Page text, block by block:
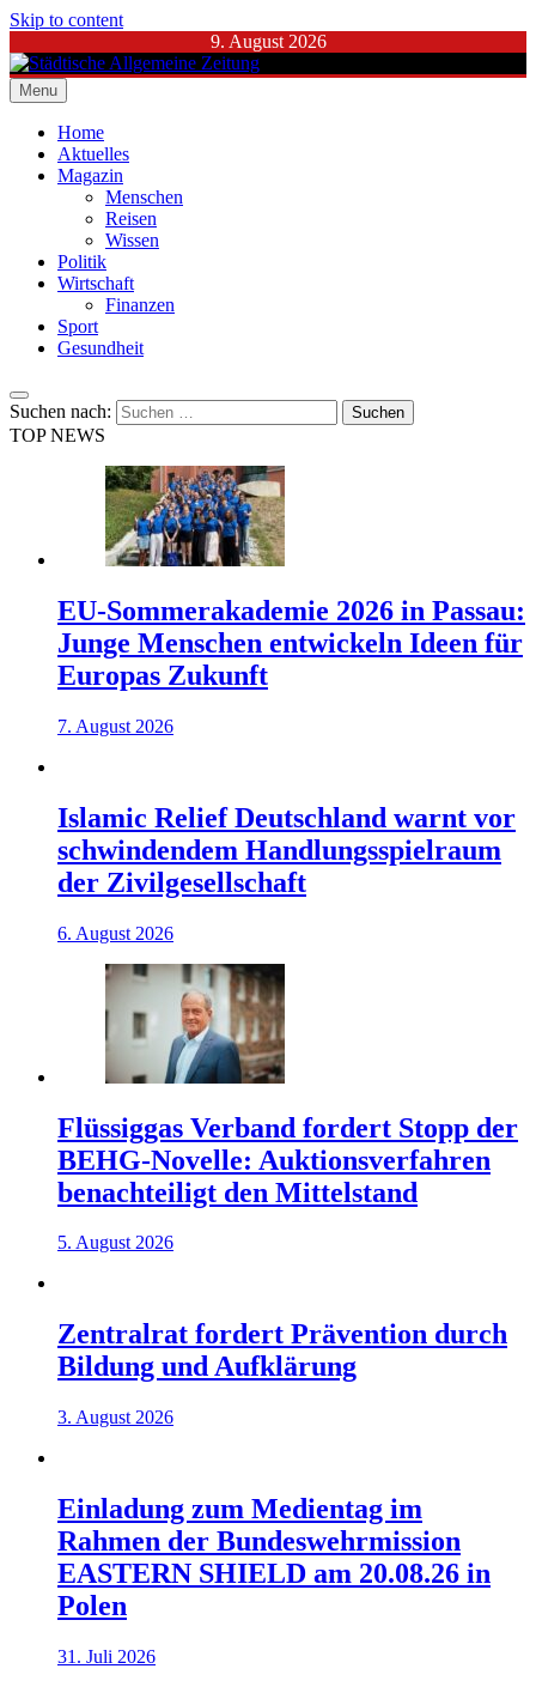
Skip to content
9. August 2026
Städtische Allgemeine Zeitung
Menu
Home
Aktuelles
Magazin
Menschen
Reisen
Wissen
Politik
Wirtschaft
Finanzen
Sport
Gesundheit
Suchen nach:
TOP NEWS
EU-Sommerakademie 2026 in Passau:
Junge Menschen entwickeln Ideen für
Europas Zukunft
7. August 2026
Islamic Relief Deutschland warnt vor
schwindendem Handlungsspielraum
der Zivilgesellschaft
6. August 2026
Flüssiggas Verband fordert Stopp der
BEHG-Novelle: Auktionsverfahren
benachteiligt den Mittelstand
5. August 2026
Zentralrat fordert Prävention durch
Bildung und Aufklärung
3. August 2026
Einladung zum Medientag im
Rahmen der Bundeswehrmission
EASTERN SHIELD am 20.08.26 in
Polen
31. Juli 2026